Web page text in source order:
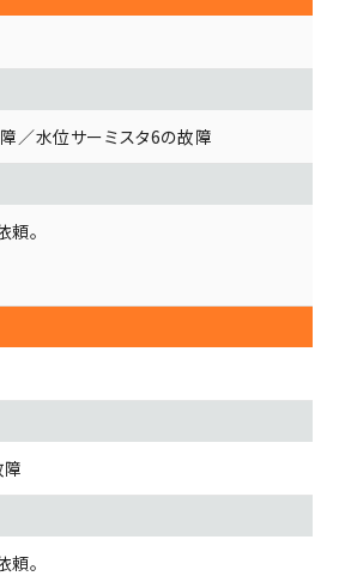
／水位サーミスタ6の故障
。
障
。